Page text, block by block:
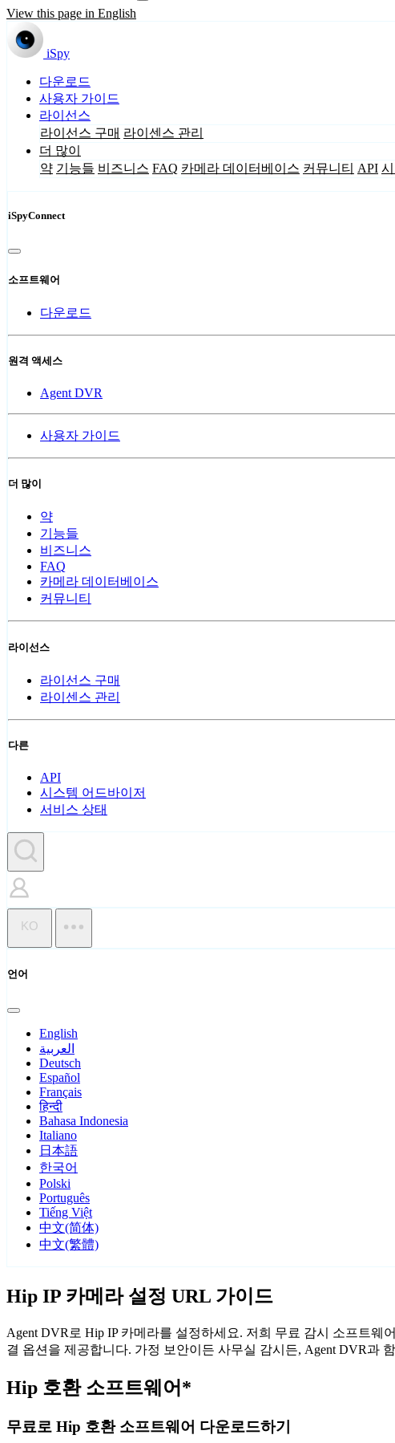
View this page in English
iSpy
다운로드
사용자 가이드
라이선스
라이선스 구매 라이센스 관리
더 많이
약 기능들 비즈니스 FAQ 카메라 데이터베이스 커뮤니티 API
iSpyConnect
소프트웨어
다운로드
원격 액세스
Agent DVR
사용자 가이드
더 많이
약
기능들
비즈니스
FAQ
카메라 데이터베이스
커뮤니티
라이선스
라이선스 구매
라이센스 관리
다른
API
시스템 어드바이저
서비스 상태
KO
언어
English
العربية
Deutsch
Español
Français
हिन्दी
Bahasa Indonesia
Italiano
日本語
한국어
Polski
Português
Tiếng Việt
中文(简体)
中文(繁體)
Hip IP 카메라 설정 URL 가이드
Agent DVR로 Hip IP 카메라를 설정하세요. 저희 무료 감시 소프트
결 옵션을 제공합니다. 가정 보안이든 사무실 감시든, Agent DVR과
Hip 호환 소프트웨어*
무료로 Hip 호환 소프트웨어 다운로드하기